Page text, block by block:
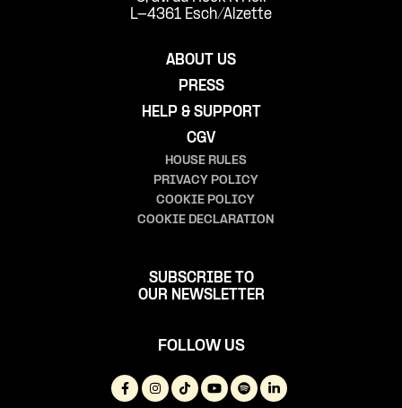
L-4361 Esch/Alzette
ABOUT US
PRESS
HELP & SUPPORT
CGV
HOUSE RULES
PRIVACY POLICY
COOKIE POLICY
COOKIE DECLARATION
SUBSCRIBE TO
OUR NEWSLETTER
FOLLOW US